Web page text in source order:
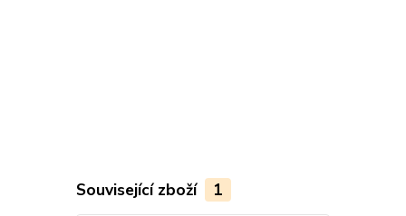
Související zboží 1